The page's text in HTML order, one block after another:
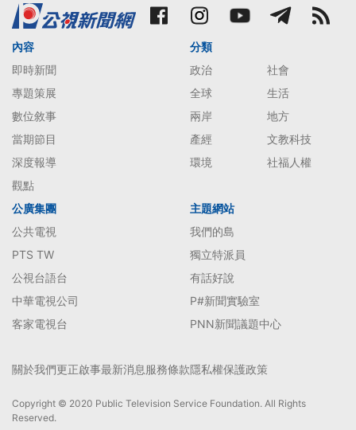
內容
即時新聞
專題策展
數位敘事
當期節目
深度報導
觀點
分類
政治
社會
全球
生活
兩岸
地方
產經
文教科技
環境
社福人權
公廣集團
公共電視
PTS TW
公視台語台
中華電視公司
客家電視台
主題網站
我們的島
獨立特派員
有話好說
P#新聞實驗室
PNN新聞議題中心
關於我們更正啟事最新消息服務條款隱私權保護政策
Copyright © 2020 Public Television Service Foundation. All Rights
Reserved.